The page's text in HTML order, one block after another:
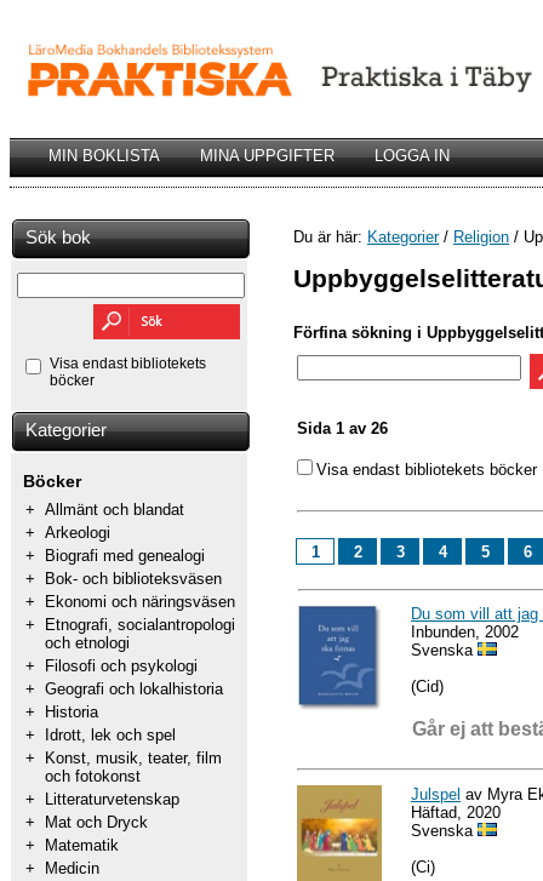
MIN BOKLISTA MINA UPPGIFTER LOGGA IN
Sök bok
Visa endast bibliotekets
böcker
Kategorier
Böcker
+ Allmänt och blandat
+ Arkeologi
+
Biografi med genealogi
+
Bok- och biblioteksväsen
+
Ekonomi och näringsväsen
+
Etnografi, socialantropologi
och etnologi
+
Filosofi och psykologi
+ Geografi och lokalhistoria
+
Historia
+
Idrott, lek och spel
+
Konst, musik, teater, film
och fotokonst
+
Litteraturvetenskap
+
Mat och Dryck
+
Matematik
+
Medicin
Du är här: Kategorier/ Religion /
Förfina sökning i
Sida 1 av 26
Visa endast bibliotekets böcker
1 2 3 4 5 6
Du som vill att
Inbunden, 2002
Svenska
(Cid)
Går ej att
Julspel av Myra
Häftad, 2020
Svenska
(Ci)